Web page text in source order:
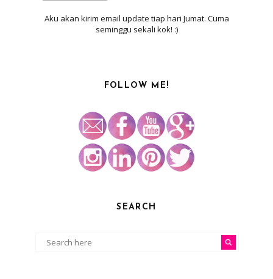
Aku akan kirim email update tiap hari Jumat. Cuma
seminggu sekali kok! :)
FOLLOW ME!
SEARCH